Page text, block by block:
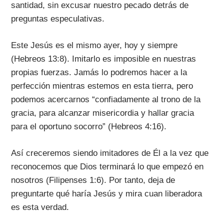
santidad, sin excusar nuestro pecado detrás de
preguntas especulativas.
Este Jesús es el mismo ayer, hoy y siempre
(Hebreos 13:8). Imitarlo es imposible en nuestras
propias fuerzas. Jamás lo podremos hacer a la
perfección mientras estemos en esta tierra, pero
podemos acercarnos “confiadamente al trono de la
gracia, para alcanzar misericordia y hallar gracia
para el oportuno socorro” (Hebreos 4:16).
Así creceremos siendo imitadores de Él a la vez que
reconocemos que Dios terminará lo que empezó en
nosotros (Filipenses 1:6). Por tanto, deja de
preguntarte qué haría Jesús y mira cuan liberadora
es esta verdad.